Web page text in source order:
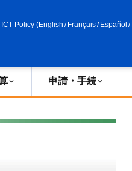
ICT Policy (English / Français/ Español /
申請・手続